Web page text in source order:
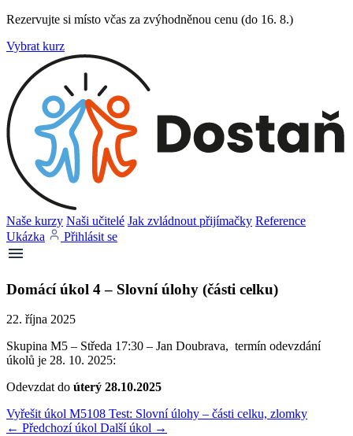
Rezervujte si místo včas za zvýhodněnou cenu (do 16. 8.)
Vybrat kurz
Naše kurzy Naši učitelé Jak zvládnout přijímačky Reference
Ukázka
Přihlásit se
Domácí úkol 4 – Slovní úlohy (části celku)
22. října 2025
Skupina M5 – Středa 17:30 – Jan Doubrava, termín odevzdání
úkolů je 28. 10. 2025:
Odevzdat do úterý 28.10.2025
Vyřešit úkol M5108 Test: Slovní úlohy – části celku, zlomky
← Předchozí úkol Další úkol →